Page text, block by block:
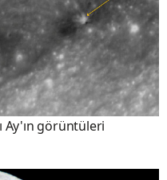
Ay'ın görüntüleri